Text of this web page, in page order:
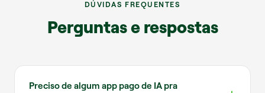
DÚVIDAS FREQUENTES
Perguntas e respostas
Preciso de algum app pago de IA pra